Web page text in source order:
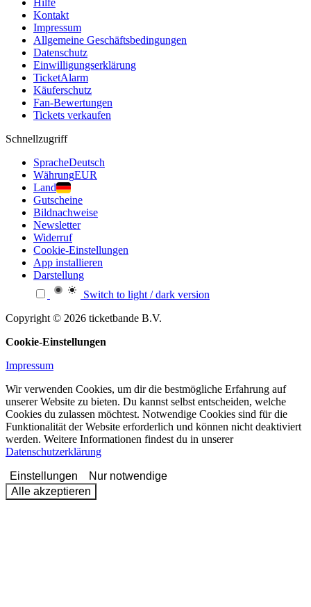
Hilfe
Kontakt
Impressum
Allgemeine Geschäftsbedingungen
Datenschutz
Einwilligungserklärung
TicketAlarm
Käuferschutz
Fan-Bewertungen
Tickets verkaufen
Schnellzugriff
SpracheDeutsch
WährungEUR
Land
Gutscheine
Bildnachweise
Newsletter
Widerruf
Cookie-Einstellungen
App installieren
Darstellung
Switch to light / dark version
Copyright © 2026 ticketbande B.V.
Cookie-Einstellungen
Impressum
Wir verwenden Cookies, um dir die bestmögliche Erfahrung auf
unserer Website zu bieten. Du kannst selbst entscheiden, welche
Cookies du zulassen möchtest. Notwendige Cookies sind für die
Funktionalität der Website erforderlich und können nicht deaktiviert
werden. Weitere Informationen findest du in unserer
Datenschutzerklärung
Einstellungen
Nur notwendige
Alle akzeptieren